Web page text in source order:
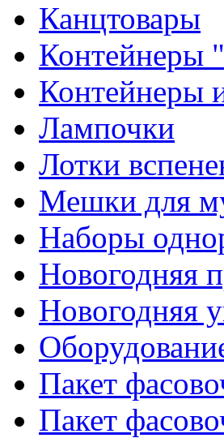
Канцтовары
Контейнеры
Контейнеры
Лампочки
Лотки
Мешки для
Наборы
Новогодняя
Новогодняя
Пакет
Пакет